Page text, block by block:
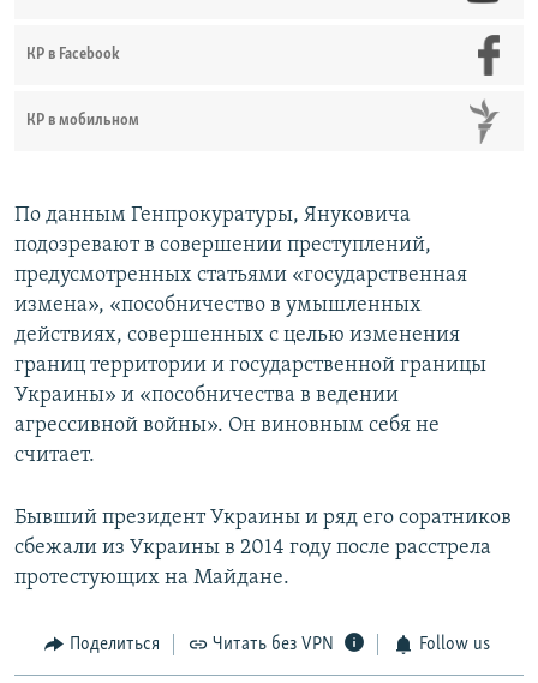
КР в Facebook
КР в мобильном
По данным Генпрокуратуры, Януковича
подозревают в совершении преступлений,
предусмотренных статьями «государственная
измена», «пособничество в умышленных
действиях, совершенных с целью изменения
границ территории и государственной границы
Украины» и «пособничества в ведении
агрессивной войны». Он виновным себя не
считает.
Бывший президент Украины и ряд его соратников
сбежали из Украины в 2014 году после расстрела
протестующих на Майдане.
Поделиться Читать без VPN Follow us